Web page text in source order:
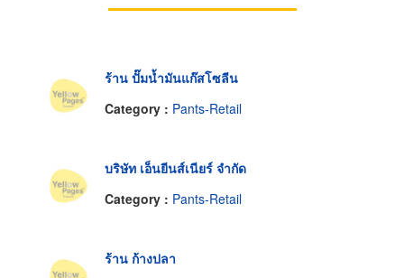
ร้าน ปั๊มน้ำมันแก๊สโซลีน
Category : Pants-Retail
บริษัท เอ็นยีนส์เนียร์ จำกัด
Category : Pants-Retail
ร้าน ก้างปลา